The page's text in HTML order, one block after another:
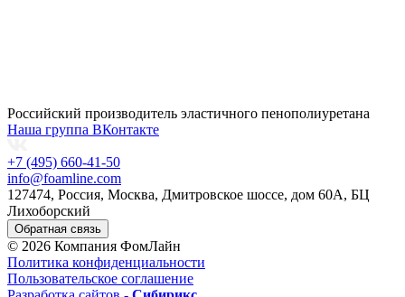
Российский производитель эластичного пенополиуретана
Наша группа ВКонтакте
+7 (495) 660-41-50
info@foamline.com
127474, Россия, Москва, Дмитровское шоссе, дом 60А, БЦ
Лихоборский
Обратная связь
© 2026 Компания ФомЛайн
Политика конфиденциальности
Пользовательское соглашение